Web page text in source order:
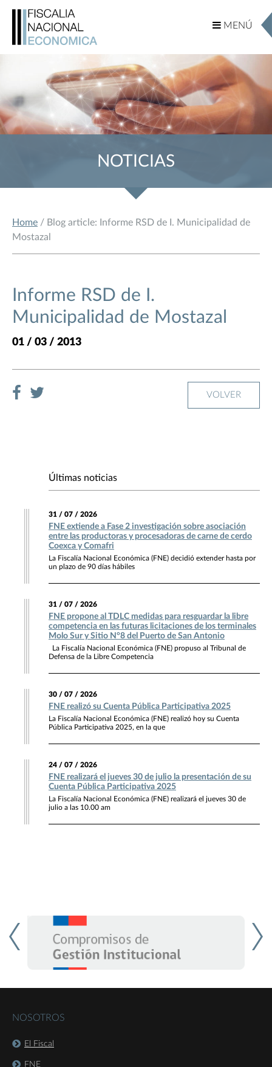
MENÚ
MENÚ
NOTICIAS
Home / Blog article: Informe RSD de I. Municipalidad de
Mostazal
Informe RSD de I.
Municipalidad de Mostazal
01 / 03 / 2013
VOLVER
Últimas noticias
31 / 07 / 2026
FNE extiende a Fase 2 investigación sobre asociación
entre las productoras y procesadoras de carne de cerdo
Coexca y Comafri
La Fiscalía Nacional Económica (FNE) decidió extender hasta por
un plazo de 90 días hábiles
31 / 07 / 2026
FNE propone al TDLC medidas para resguardar la libre
competencia en las futuras licitaciones de los terminales
Molo Sur y Sitio N°8 del Puerto de San Antonio
La Fiscalía Nacional Económica (FNE) propuso al Tribunal de
Defensa de la Libre Competencia
30 / 07 / 2026
FNE realizó su Cuenta Pública Participativa 2025
La Fiscalía Nacional Económica (FNE) realizó hoy su Cuenta
Pública Participativa 2025, en la que
24 / 07 / 2026
FNE realizará el jueves 30 de julio la presentación de su
Cuenta Pública Participativa 2025
La Fiscalía Nacional Económica (FNE) realizará el jueves 30 de
julio a las 10.00 am
NOSOTROS
El Fiscal
FNE